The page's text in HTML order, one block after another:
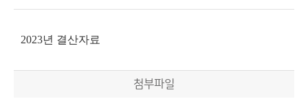
2023년 결산자료
첨부파일